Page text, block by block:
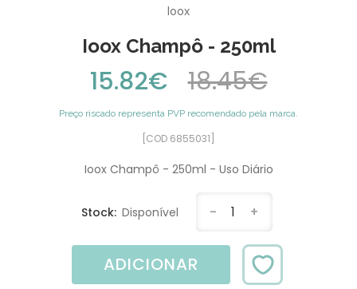
Ioox
Ioox Champô - 250ml
15.82€ 18.45€
Preço riscado representa PVP recomendado pela marca.
[COD 6855031]
Ioox Champô - 250ml - Uso Diário
Stock: Disponível - 1 +
ADICIONAR